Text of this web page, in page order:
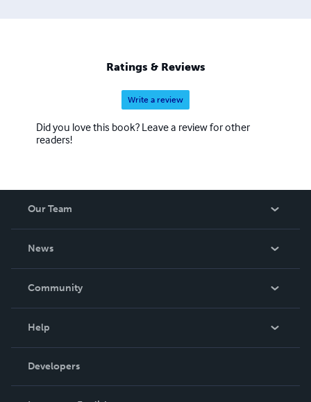
Ratings & Reviews
Write a review
Did you love this book? Leave a review for other
readers!
Our Team
News
In The News
Community
Podcast
Help
Order Lookup
Knowledge Base
Developers